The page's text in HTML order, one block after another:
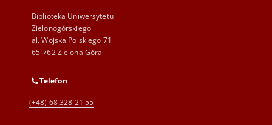
Biblioteka Uniwersytetu
Zielonogórskiego
al. Wojska Polskiego 71
65-762 Zielona Góra
Telefon
(+48) 68 328 21 55